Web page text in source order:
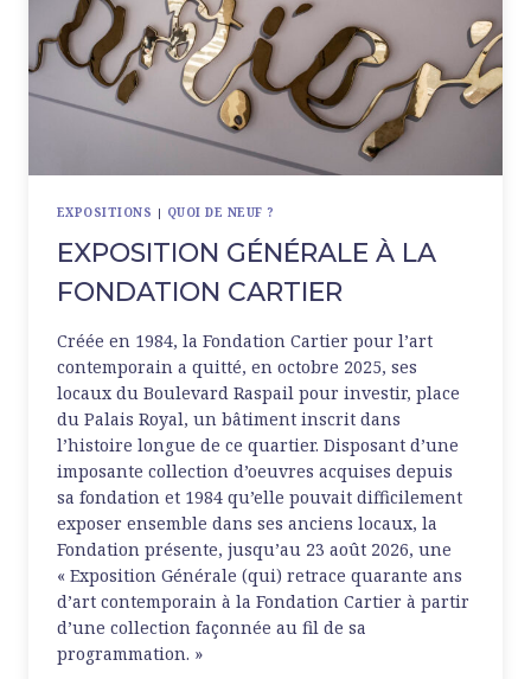
EXPOSITIONS | QUOI DE NEUF ?
EXPOSITION GÉNÉRALE À LA
FONDATION CARTIER
Créée en 1984, la Fondation Cartier pour l’art
contemporain a quitté, en octobre 2025, ses
locaux du Boulevard Raspail pour investir, place
du Palais Royal, un bâtiment inscrit dans
l’histoire longue de ce quartier. Disposant d’une
imposante collection d’oeuvres acquises depuis
sa fondation et 1984 qu’elle pouvait difficilement
exposer ensemble dans ses anciens locaux, la
Fondation présente, jusqu’au 23 août 2026, une
« Exposition Générale (qui) retrace quarante ans
d’art contemporain à la Fondation Cartier à partir
d’une collection façonnée au fil de sa
programmation. »